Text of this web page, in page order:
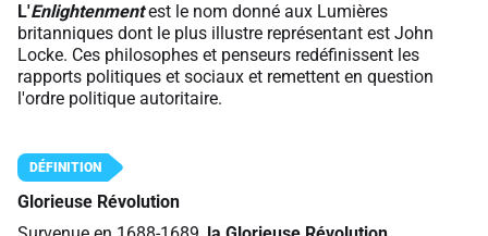
L'Enlightenmentest le nom donné aux Lumières
britanniques dont le plus illustre représentant est John
Locke. Ces philosophes et penseurs redéfinissent les
rapports politiques et sociaux et remettent en question
l'ordre politique autoritaire.
Glorieuse Révolution